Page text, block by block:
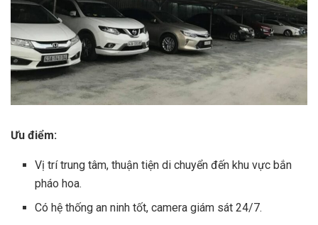
Ưu điểm:
Vị trí trung tâm, thuận tiện di chuyển đến khu vực bắn
pháo hoa.
Có hệ thống an ninh tốt, camera giám sát 24/7.